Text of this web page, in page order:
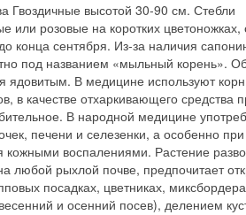
Гвоздичные высотой 30-90 см. Стебли
или розовые на коротких
конца сентября. Из-за наличия
под названием «мыльный корень».
ядовитым. В медицине используют
в качестве отхаркивающего средства
В народной медицине
печени и селезенки, а особенно
воспалениями. Растение
любой рыхлой почве, предпочитает
посадках, цветниках,
и осенний посев), делением